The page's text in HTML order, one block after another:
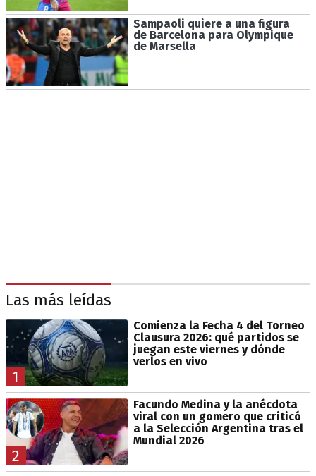
Sampaoli quiere a una figura
de Barcelona para Olympique
de Marsella
Las más leídas
1
Comienza la Fecha 4 del Torneo
Clausura 2026: qué partidos se
juegan este viernes y dónde
verlos en vivo
2
Facundo Medina y la anécdota
viral con un gomero que criticó
a la Selección Argentina tras el
Mundial 2026